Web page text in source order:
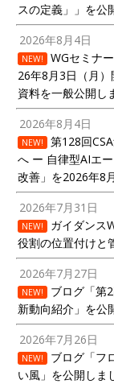
スの定義」」を公
2026年8月4日
NEW!
WGセミナ
26年8月3日（月）
資料を一般公開し
2026年8月4日
NEW!
第128回
へ ー 自律型AIエ
改善」を2026年8
2026年7月31日
NEW!
ガイダンス
役割の位置付けと
2026年7月27日
NEW!
ブログ「第
新動向紹介」を公
2026年7月26日
NEW!
ブログ「フ
い風」を公開しま